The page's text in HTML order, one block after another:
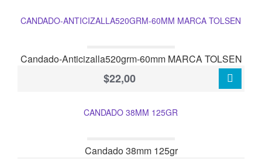
CANDADO-ANTICIZALLA520GRM-60MM MARCA TOLSEN
Candado-Anticizalla520grm-60mm MARCA TOLSEN
$22,00
CANDADO 38MM 125GR
Candado 38mm 125gr